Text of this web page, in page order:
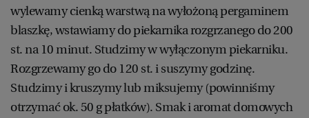
ZIELONA GÓRA
wylewamy cienką warstwą na wyłożoną pergaminem
blaszkę, wstawiamy do piekarnika rozgrzanego do 200
st. na 10 minut. Studzimy w wyłączonym piekarniku.
Rozgrzewamy go do 120 st. i suszymy godzinę.
Studzimy i kruszymy lub miksujemy (powinniśmy
otrzymać ok. 50 g płatków). Smak i aromat domowych